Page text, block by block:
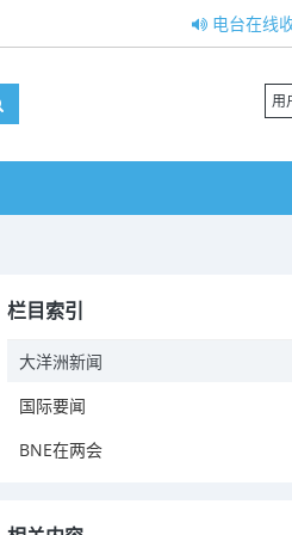
电台在线
用
栏目索引
大洋洲新闻
国际要闻
BNE在两会